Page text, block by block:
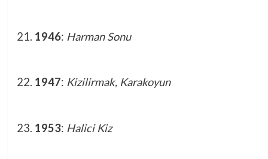
1946: Harman Sonu
1947: Kizilirmak, Karakoyun
1953: Halici Kiz